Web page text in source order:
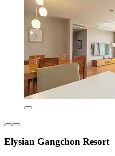
Elysian Gangchon Resort